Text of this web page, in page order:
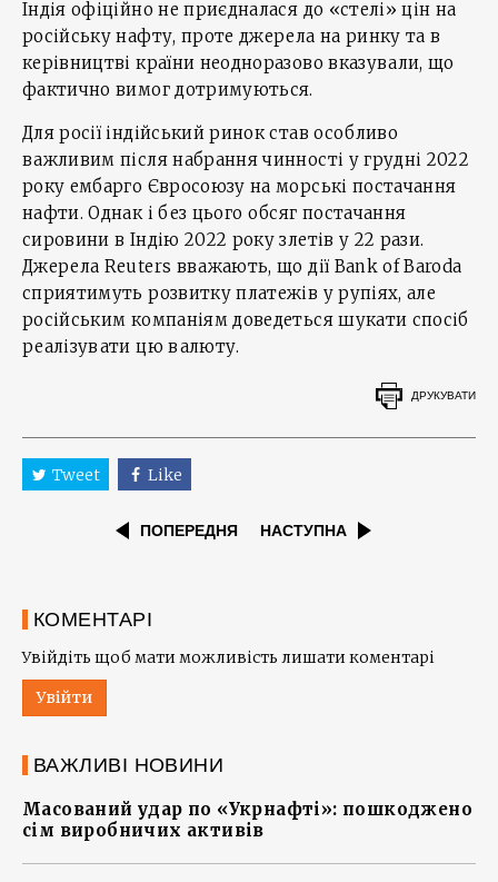
Індія офіційно не приєдналася до «стелі» цін на
російську нафту, проте джерела на ринку та в
керівництві країни неодноразово вказували, що
фактично вимог дотримуються.
Для росії індійський ринок став особливо
важливим після набрання чинності у грудні 2022
року ембарго Євросоюзу на морські постачання
нафти. Однак і без цього обсяг постачання
сировини в Індію 2022 року злетів у 22 рази.
Джерела Reuters вважають, що дії Bank of Baroda
сприятимуть розвитку платежів у рупіях, але
російським компаніям доведеться шукати спосіб
реалізувати цю валюту.
ДРУКУВАТИ
Tweet Like
ПОПЕРЕДНЯ НАСТУПНА
КОМЕНТАРІ
Увійдіть щоб мати можливість лишати коментарі
Увійти
ВАЖЛИВІ НОВИНИ
Масований удар по «Укрнафті»: пошкоджено
сім виробничих активів